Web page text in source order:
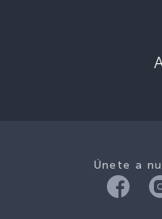
Únete a